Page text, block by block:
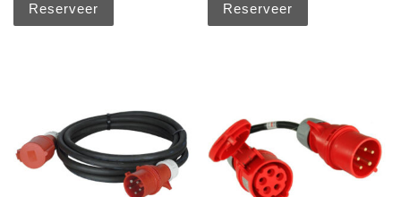
Reserveer Reserveer